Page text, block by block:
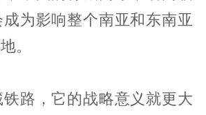
为影响整个南亚和东南亚
。
路，它的战略意义就更大